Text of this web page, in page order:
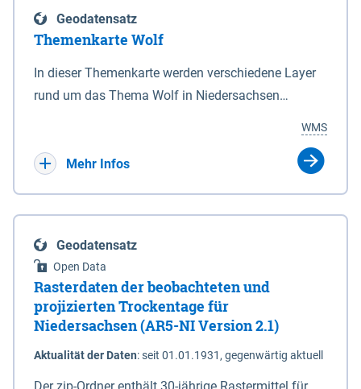
enthalten. Sperrwerke Sperrwerke sind Bauwerke
mit Sperrvorrichtungen in Tidegewässern, die dem
Schutz eines Gebietes vor erhöhten Tiden, vor allem
vor Sturmfluten, zu dienen bestimmt sind (§2 Abs.3
Eigenschaft eines Sperrwerkes durch Widmung, die
die Deichbehörde durch Verordnung ausspricht.
Geodatensatz
Themenkarte Wolf
In dieser Themenkarte werden verschiedene Layer
rund um das Thema Wolf in Niedersachsen
sowie Status der bestehenden Wolfsterritorien im
laufenden Monitoringjahr.
WMS
Mehr Infos
Geodatensatz
Open Data
Rasterdaten der beobachteten und
projizierten Trockentage für
Niedersachsen (AR5-NI Version 2.1)
Aktualität der Daten:seit 01.01.1931, gegenwärtig aktuell